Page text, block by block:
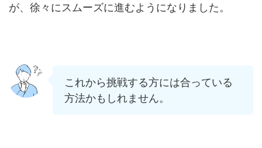
が、徐々にスムーズに進むようになりました。
これから挑戦する方には合っている
方法かもしれません。